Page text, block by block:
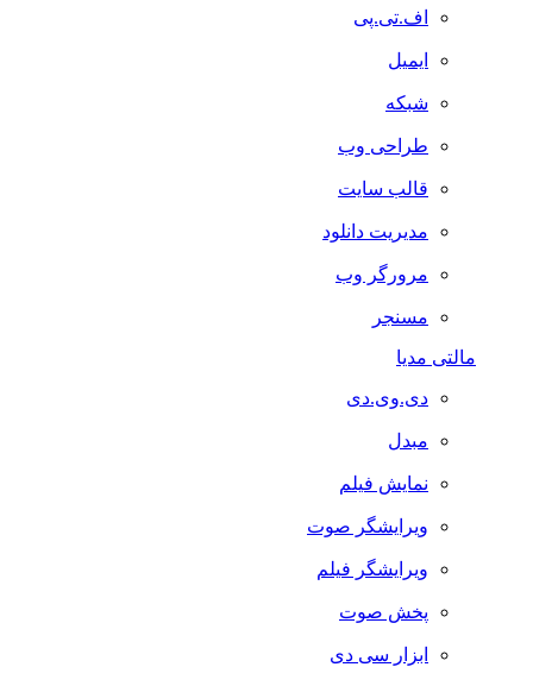
اف.تی.پی
ایمیل
شبکه
طراحی وب
قالب سایت
مدیریت دانلود
مرورگر وب
مسنجر
مالتی مدیا
دی.وی.دی
مبدل
نمایش فیلم
ویرایشگر صوت
ویرایشگر فیلم
پخش صوت
ابزار سی دی